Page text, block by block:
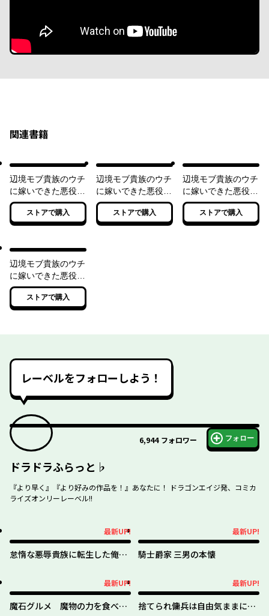
関連書籍
辺境モブ貴族のウチ
に嫁いできた悪役令
嬢が、めちゃくちゃ
できる良い嫁なんだ
が？
ストアで購入
辺境モブ貴族のウチ
に嫁いできた悪役令
嬢が、めちゃくちゃ
できる良い嫁なんだ
が？２
ストアで購入
辺境モブ貴族のウチ
に嫁いできた悪役令
嬢が、めちゃくちゃ
できる良い嫁なんだ
が？３
ストアで購入
辺境モブ貴族のウチ
に嫁いできた悪役令
嬢が、めちゃくちゃ
できる良い嫁なんだ
が？４
ストアで購入
レーベルをフォローしよう！
6,944 フォロワー フォロー
ドラドラふらっと♭
『より早く』『より好みの作品を！』あなたに！ ドラゴンエイジ発、コミカ
ライズオンリーレーベル!!
最新UP!
怠惰な悪辱貴族に転生した俺、
最新UP!
騎士爵家 三男の本懐
最新UP!
魔石グルメ 魔物の力を食べた
最新UP!
捨てられ傭兵は自由気ままに生